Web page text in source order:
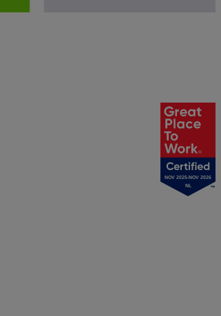
NOV 2025-NOV 2026
NL